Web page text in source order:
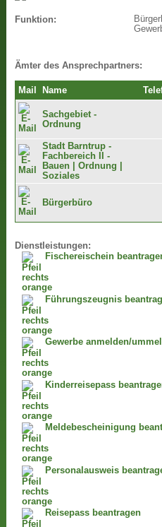
Funktion:
Ämter des Ansprechpartners:
Mail Name
Sachgebiet -
Ordnung
Stadt Barntrup -
Fachbereich II -
Bauen | Ordnung |
Soziales
Bürgerbüro
Dienstleistungen:
Fischereischein
Führungszeugnis
Gewerbe anmelden/
Kinderreisepass
Meldebescheinigung
Personalausweis
Reisepass beantragen